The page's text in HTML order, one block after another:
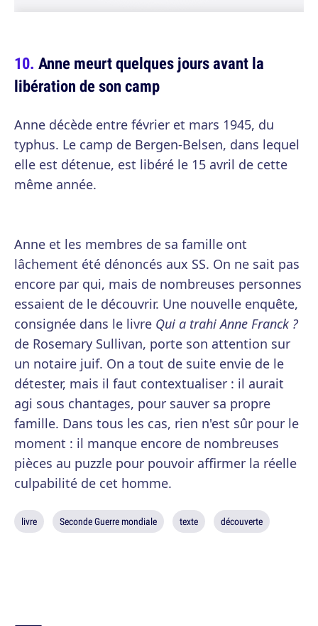
Anne meurt quelques jours avant la
libération de son camp
Anne décède entre février et mars 1945, du
typhus. Le camp de Bergen-Belsen, dans lequel
elle est détenue, est libéré le 15 avril de cette
même année.
Anne et les membres de sa famille ont
lâchement été dénoncés aux SS. On ne sait pas
encore par qui, mais de nombreuses personnes
essaient de le découvrir. Une nouvelle enquête,
consignée dans le livre Qui a trahi Anne Franck ?
de Rosemary Sullivan, porte son attention sur
un notaire juif. On a tout de suite envie de le
détester, mais il faut contextualiser : il aurait
agi sous chantages, pour sauver sa propre
famille. Dans tous les cas, rien n'est sûr pour le
moment : il manque encore de nombreuses
pièces au puzzle pour pouvoir affirmer la réelle
culpabilité de cet homme.
livre Seconde Guerre mondiale texte découverte